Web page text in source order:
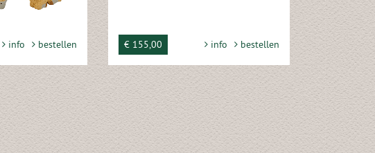
info bestellen € 155,00 info bestellen